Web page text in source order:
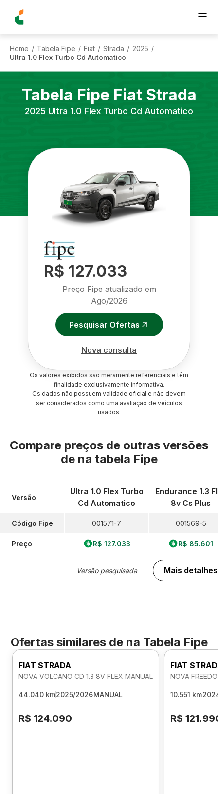
Home / Tabela Fipe / Fiat / Strada / 2025 /
Ultra 1.0 Flex Turbo Cd Automatico
Tabela Fipe Fiat Strada
2025 Ultra 1.0 Flex Turbo Cd Automatico
R$ 127.033
Preço Fipe atualizado em
Ago/2026
Pesquisar Ofertas
Nova consulta
Os valores exibidos são meramente referenciais e têm
finalidade exclusivamente informativa.
Os dados não possuem validade oficial e não devem
ser considerados como uma avaliação de veículos
usados.
Compare preços de outras versões
de na tabela Fipe
Versão
Código Fipe
Preço
Ultra 1.0 Flex Turbo
Cd Automatico
001571-7
R$ 127.033
Versão pesquisada
Endurance 1.3
8v Cs Plus
001569-5
R$ 85.601
Mais detalhes
Ofertas similares de na Tabela Fipe
FIAT STRADA
NOVA VOLCANO CD 1.3 8V FLEX MANUAL
44.040 km2025/2026MANUAL
R$ 124.090
FIAT
NOVA
10.551 km
R$